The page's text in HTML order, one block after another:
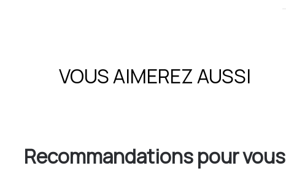
VOUS AIMEREZ AUSSI
Recommandations pour vous